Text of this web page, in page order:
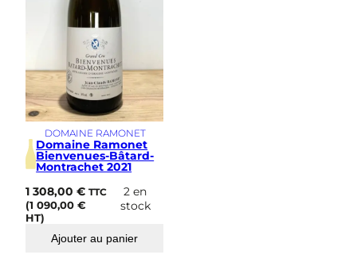
DOMAINE RAMONET
Domaine Ramonet
Bienvenues-Bâtard-
Montrachet 2021
1 308,00€ TTC
(1 090,00€
HT)
2 en
stock
Ajouter au panier